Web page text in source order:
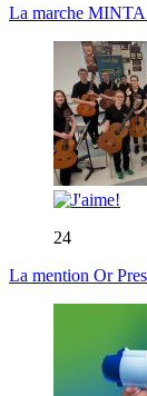
La marche MINTA
24
La mention Or